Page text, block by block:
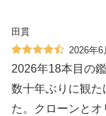
田貫
2026年6
2026年18本目の
数十年ぶりに観た
た。クローンと